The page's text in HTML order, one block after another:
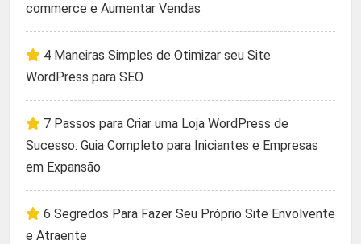
commerce e Aumentar Vendas
4 Maneiras Simples de Otimizar seu Site
WordPress para SEO
7 Passos para Criar uma Loja WordPress de
Sucesso: Guia Completo para Iniciantes e Empresas
em Expansão
6 Segredos Para Fazer Seu Próprio Site Envolvente
e Atraente